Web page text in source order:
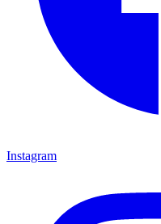
Instagram